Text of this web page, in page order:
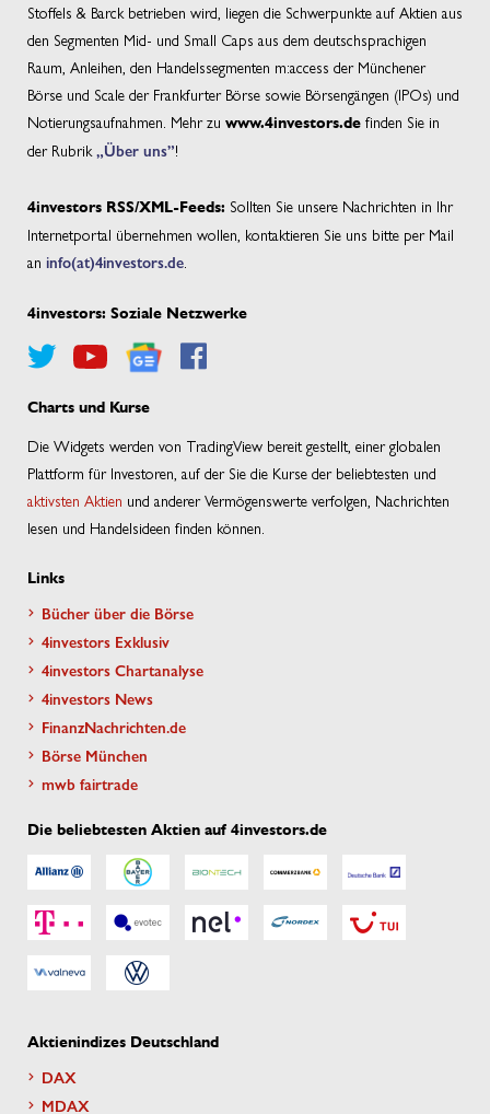
Stoffels & Barck betrieben wird, liegen die Schwerpunkte auf Aktien aus
den Segmenten Mid- und Small Caps aus dem deutschsprachigen
Raum, Anleihen, den Handelssegmenten m:access der Münchener
Börse und Scale der Frankfurter Börse sowie Börsengängen (IPOs) und
Notierungsaufnahmen. Mehr zu www.4investors.de finden Sie in
der Rubrik„Über uns”!
4investors RSS/XML-Feeds: Sollten Sie unsere Nachrichten in Ihr
Internetportal übernehmen wollen, kontaktieren Sie uns bitte per Mail
an info(at)4investors.de.
4investors: Soziale Netzwerke
Charts und Kurse
Die Widgets werden von TradingView bereit gestellt, einer globalen
Plattform für Investoren, auf der Sie die Kurse der beliebtesten und
aktivsten Aktien und anderer Vermögenswerte verfolgen, Nachrichten
lesen und Handelsideen finden können.
Links
Bücher über die Börse
4investors Exklusiv
4investors Chartanalyse
4investors News
FinanzNachrichten.de
Börse München
mwb fairtrade
Die beliebtesten Aktien auf 4investors.de
Aktienindizes Deutschland
DAX
MDAX